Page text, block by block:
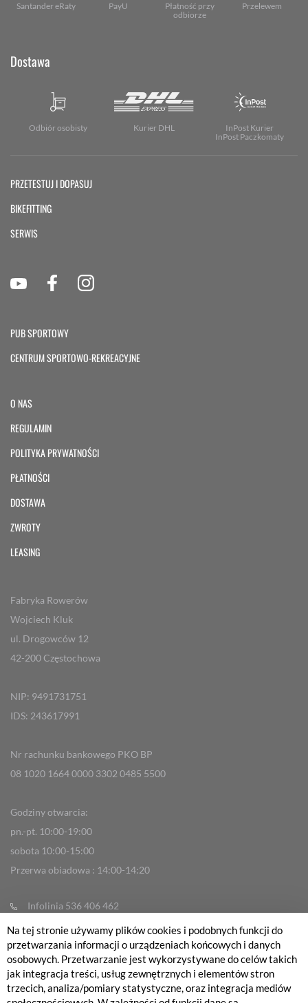
Santander eRaty PayU
Płatność przy
odbiorze
Przelewem
Dostawa
Odbiór osobisty Kurier DHL
InPost Kurier
InPost Paczkomaty
PRZETESTUJ I DOPASUJ
BIKEFITTING
SERWIS
PUB SPORTOWY
CENTRUM SPORTOWO-REKREACYJNE
O NAS
REGULAMIN
POLITYKA PRYWATNOŚCI
PŁATNOŚCI
DOSTAWA
ZWROTY
LEASING
Fabryka Rowerów
Wojciech Kluk
ul. Drogowców 12
42-200 Częstochowa
NIP: 9491731751
IDS: 243617991
Nr rachunku bankowego PKO BP
08 1020 1664 0000 3302 0485 5500
Godziny otwarcia:
pn.-pt. 10:00-19:00
sobota 10:00-15:00
Przerwa obiadowa : 14:00-14:20
Infolinia 536 406 462
info@fabrykarowerow.com
Reklamacje
sklep@fabrykarowerow.com
Serwis 505 700 393
Na tej stronie używamy plików cookies i podobnych funkcji do
przetwarzania informacji o urządzeniach końcowych i danych
osobowych. Przetwarzanie jest wykorzystywane do celów takich
jak integracja treści, usług zewnętrznych i elementów stron
trzecich, analiza/pomiary statystyczne, oraz integracja mediów